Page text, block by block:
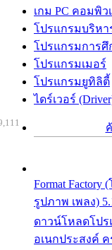
เกม PC คอมพิว
โปรแกรมบริหา
โปรแกรมการศึ
โปรแกรมเมอร์
โปรแกรมยูทิลิตี้
ไดร์เวอร์
Format Factory
รูปภาพ เพลง)
ดาวน์โหลดโปร
อเนกประสงค์